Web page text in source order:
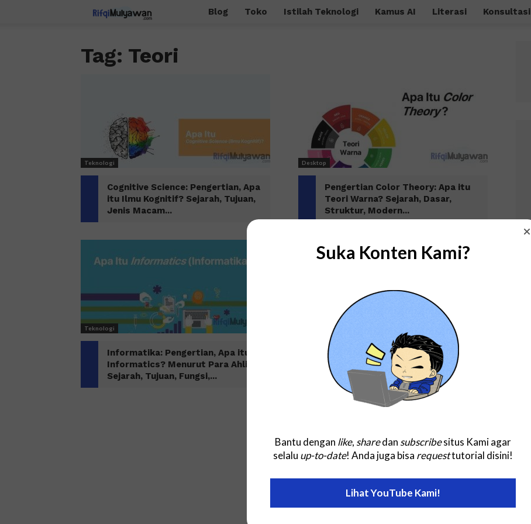
Blog Toko Istilah Teknologi Kamus AI Literasi Konsultasi
Tag: Teori
Teknologi
Cognitive Science: Pengertian, Apa
itu Ilmu Kognitif? Sejarah, Tujuan,
Jenis Macam...
Desktop
Pengertian Color Theory: Apa itu
Teori Warna? Sejarah, Dasar,
Struktur, Modern...
Teknologi
Informatika: Pengertian, Apa itu
Informatics? Menurut Para Ahli,
Sejarah, Tujuan, Fungsi,...
Suka Konten Kami?
Bantu dengan like, sharedan subscribesitus Kami agar
selalu up-to-date! Anda juga bisa requesttutorial disini!
Lihat YouTube Kami!